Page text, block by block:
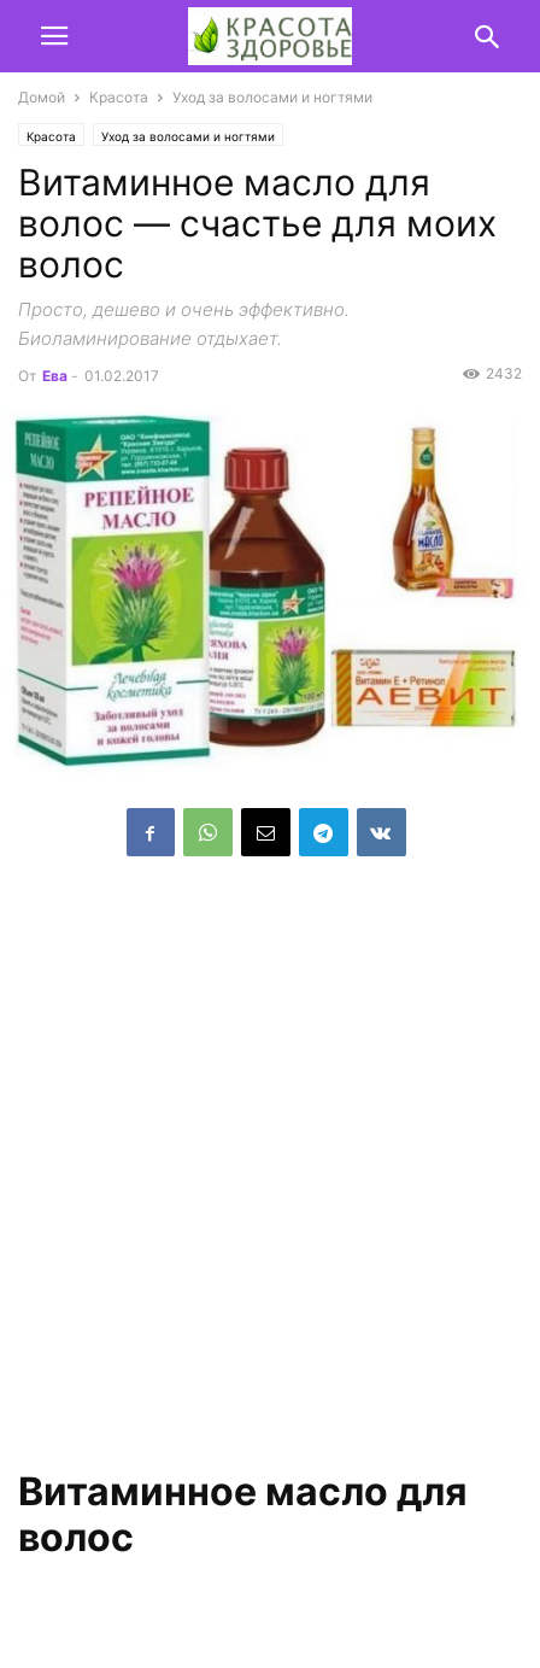
Домой Красота Уход за волосами и ногтями
Красота Уход за волосами и ногтями
Витаминное масло для
волос — счастье для моих
волос
Просто, дешево и очень эффективно.
Биоламинирование отдыхает.
От Ева - 01.02.2017 2432
Витаминное масло для
волос